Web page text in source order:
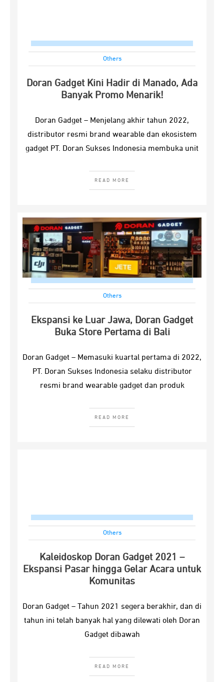
Others
Doran Gadget Kini Hadir di Manado, Ada
Banyak Promo Menarik!
Doran Gadget – Menjelang akhir tahun 2022,
distributor resmi brand wearable dan ekosistem
gadget PT. Doran Sukses Indonesia membuka unit
READ MORE
Others
Ekspansi ke Luar Jawa, Doran Gadget
Buka Store Pertama di Bali
Doran Gadget – Memasuki kuartal pertama di 2022,
PT. Doran Sukses Indonesia selaku distributor
resmi brand wearable gadget dan produk
READ MORE
Others
Kaleidoskop Doran Gadget 2021 –
Ekspansi Pasar hingga Gelar Acara untuk
Komunitas
Doran Gadget – Tahun 2021 segera berakhir, dan di
tahun ini telah banyak hal yang dilewati oleh Doran
Gadget dibawah
READ MORE